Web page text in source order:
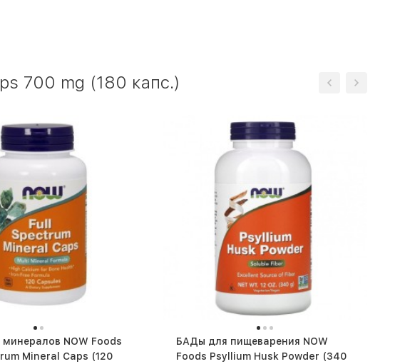
700 mg (180 капс.)
NOW Foods
Mineral Caps (120
БАДы для пищеварения NOW
Foods Psyllium Husk Powder (340